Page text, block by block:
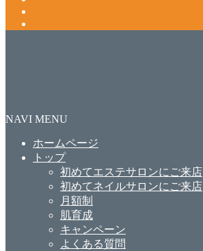
NAVI MENU
ホームページ
トップ
初めてエステサロンにご来店
初めてネイルサロンにご来店
月額制
肌育成
キャンペーン
よくある質問